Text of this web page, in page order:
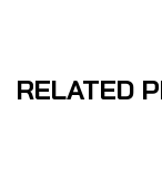
RELATED